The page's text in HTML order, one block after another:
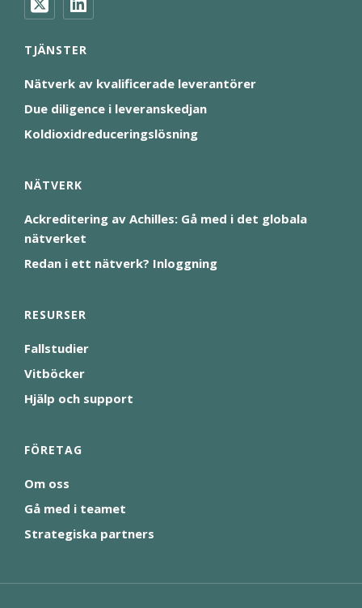
TJÄNSTER
Nätverk av kvalificerade leverantörer
Due diligence i leveranskedjan
Koldioxidreduceringslösning
NÄTVERK
Ackreditering av Achilles: Gå med i det globala
nätverket
Redan i ett nätverk? Inloggning
RESURSER
Fallstudier
Vitböcker
Hjälp och support
FÖRETAG
Om oss
Gå med i teamet
Strategiska partners